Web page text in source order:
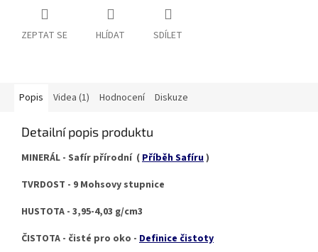
ZEPTAT SE HLÍDAT SDÍLET
Popis Videa (1) Hodnocení Diskuze
Detailní popis produktu
MINERÁL - Safír přírodní (Příběh Safíru)
TVRDOST - 9 Mohsovy stupnice
HUSTOTA - 3,95-4,03 g/cm3
ČISTOTA - čisté pro oko - Definice čistoty